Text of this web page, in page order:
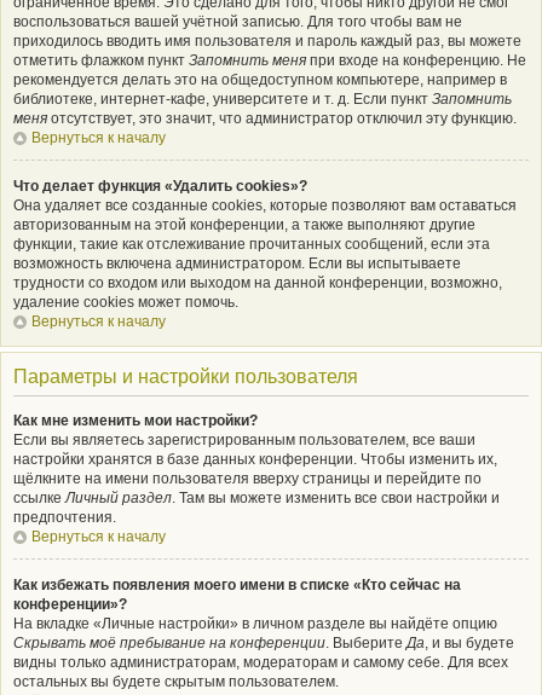
воспользоваться вашей учётной записью. Для того чтобы вам не
приходилось вводить имя пользователя и пароль каждый раз, вы можете
отметить флажком пункт Запомнить меня при входе на конференцию. Не
рекомендуется делать это на общедоступном компьютере, например в
библиотеке, интернет-кафе, университете и т. д. Если пункт Запомнить
меня отсутствует, это значит, что администратор отключил эту функцию.
Вернуться к началу
Что делает функция «Удалить cookies»?
Она удаляет все созданные cookies, которые позволяют вам оставаться
авторизованным на этой конференции, а также выполняют другие
функции, такие как отслеживание прочитанных сообщений, если эта
возможность включена администратором. Если вы испытываете
трудности со входом или выходом на данной конференции, возможно,
удаление cookies может помочь.
Вернуться к началу
Параметры и настройки пользователя
Как мне изменить мои настройки?
Если вы являетесь зарегистрированным пользователем, все ваши
настройки хранятся в базе данных конференции. Чтобы изменить их,
щёлкните на имени пользователя вверху страницы и перейдите по
ссылкеЛичный раздел. Там вы можете изменить все свои настройки и
предпочтения.
Вернуться к началу
Как избежать появления моего имени в списке «Кто сейчас на
конференции»?
На вкладке «Личные настройки» в личном разделе вы найдёте опцию
Скрывать моё пребывание на конференции. ВыберитеДа, и вы будете
видны только администраторам, модераторам и самому себе. Для всех
остальных вы будете скрытым пользователем.